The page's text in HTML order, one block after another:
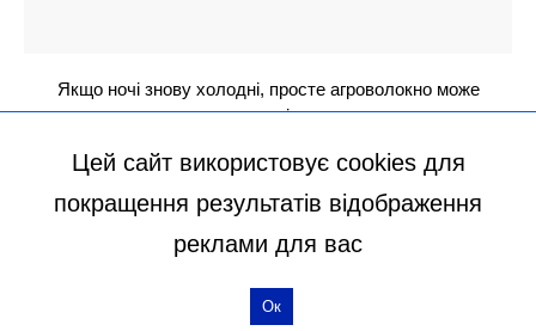
Цей сайт використовує cookies для
покращення результатів відображення
реклами для вас
Ок